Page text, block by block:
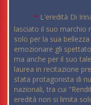
- L'eredità Di
lasciato il suo marchio
solo per la sua
emozionare gli
ma anche per il suo
laurea in recitazione
stata protagonista di
nazionali, tra cui
eredità non si limita